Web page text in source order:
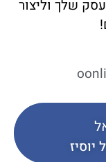
שלך וליצור